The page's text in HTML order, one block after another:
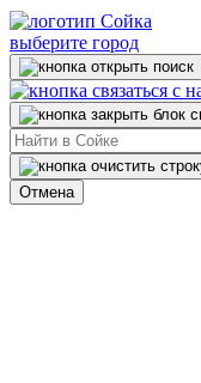
выберите город
Отмена